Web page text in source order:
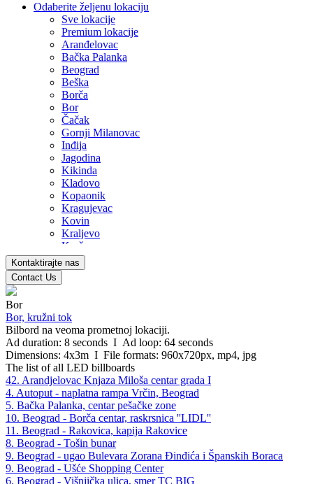
Odaberite željenu lokaciju
Sve lokacije
Premium lokacije
Aranđelovac
Bačka Palanka
Beograd
Beška
Borča
Bor
Čačak
Gornji Milanovac
Inđija
Jagodina
Kikinda
Kladovo
Kopaonik
Kragujevac
Kovin
Kraljevo
Kruševac
Leskovac
Loznica
Mladenovac
Novi Sad
Novi Pazar
Novi Banovci
Obrenovac
Pančevo
Paraćin
Pirot
Požega
Petrovac na Mlavi
Prijepolje
Smederevo
Smederevska Palanka
Sremska Mitrovica
Kontaktirajte nas
Contact Us
Bor
Bor, kružni tok
Bilbord na veoma prometnoj lokaciji.
Ad duration: 8 seconds I Ad loop: 64 seconds
Dimensions: 4x3m I File formats: 960x720px, mp4, jpg
The list of all LED billboards
42. Arandjelovac Knjaza Miloša centar grada I
4. Autoput - naplatna rampa Vrčin, Beograd
5. Bačka Palanka, centar pešačke zone
10. Beograd - Borča centar, raskrsnica ''LIDL''
11. Beograd - Rakovica, kapija Rakovice
8. Beograd - Tošin bunar
9. Beograd - ugao Bulevara Zorana Đinđića i Španskih Boraca
9. Beograd - Ušće Shopping Center
6. Beograd - Višnjička ulica, smer TC BIG